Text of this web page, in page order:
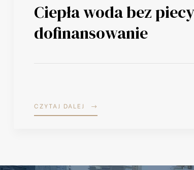
Ciepła woda bez
dofinansowanie
CZYTAJ DALEJ